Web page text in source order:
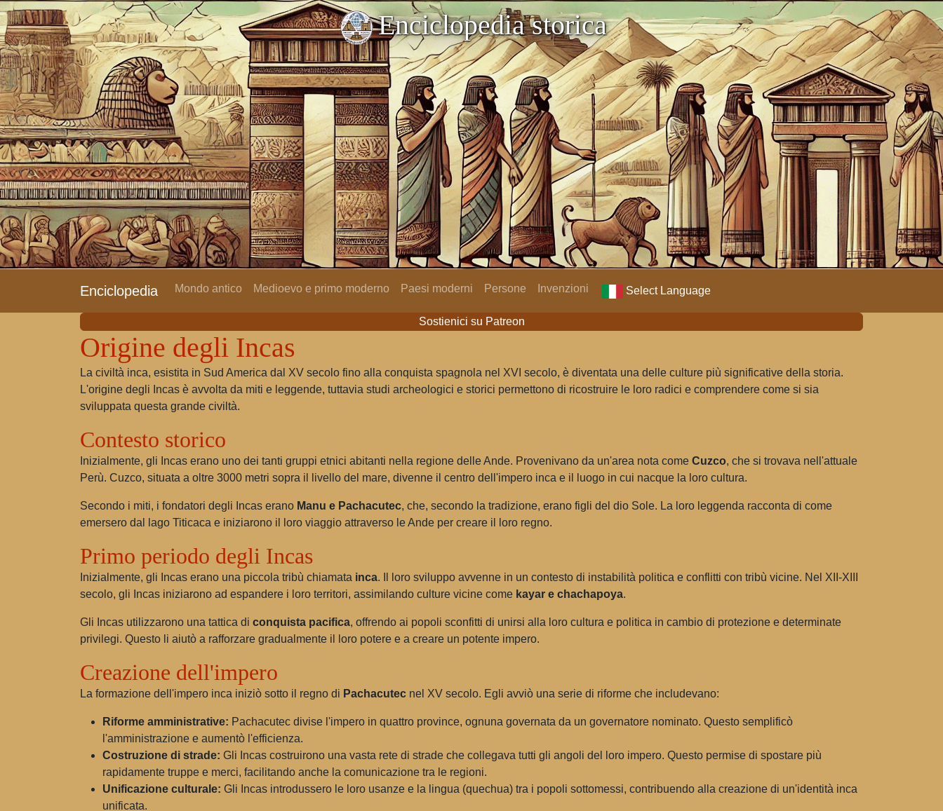
Enciclopedia storica
Enciclopedia Mondo antico Medioevo e primo moderno Paesi moderni Persone Invenzioni Select Language
Sostienici su Patreon
Origine degli Incas
La civiltà inca, esistita in Sud America dal XV secolo fino alla conquista spagnola nel XVI secolo, è diventata una delle culture più significative della storia.
L'origine degli Incas è avvolta da miti e leggende, tuttavia studi archeologici e storici permettono di ricostruire le loro radici e comprendere come si sia
sviluppata questa grande civiltà.
Contesto storico
Inizialmente, gli Incas erano uno dei tanti gruppi etnici abitanti nella regione delle Ande. Provenivano da un'area nota come Cuzco, che si trovava nell'attuale
Perù. Cuzco, situata a oltre 3000 metri sopra il livello del mare, divenne il centro dell'impero inca e il luogo in cui nacque la loro cultura.
Secondo i miti, i fondatori degli Incas erano Manu e Pachacutec, che, secondo la tradizione, erano figli del dio Sole. La loro leggenda racconta di come
emersero dal lago Titicaca e iniziarono il loro viaggio attraverso le Ande per creare il loro regno.
Primo periodo degli Incas
Inizialmente, gli Incas erano una piccola tribù chiamata inca. Il loro sviluppo avvenne in un contesto di instabilità politica e conflitti con tribù vicine. Nel XII-XIII
secolo, gli Incas iniziarono ad espandere i loro territori, assimilando culture vicine come kayar e chachapoya.
Gli Incas utilizzarono una tattica di conquista pacifica, offrendo ai popoli sconfitti di unirsi alla loro cultura e politica in cambio di protezione e determinate
privilegi. Questo li aiutò a rafforzare gradualmente il loro potere e a creare un potente impero.
Creazione dell'impero
La formazione dell'impero inca iniziò sotto il regno di Pachacutec nel XV secolo. Egli avviò una serie di riforme che includevano:
Riforme amministrative: Pachacutec divise l'impero in quattro province, ognuna governata da un governatore nominato. Questo semplificò
l'amministrazione e aumentò l'efficienza.
Costruzione di strade: Gli Incas costruirono una vasta rete di strade che collegava tutti gli angoli del loro impero. Questo permise di spostare più
rapidamente truppe e merci, facilitando anche la comunicazione tra le regioni.
Unificazione culturale: Gli Incas introdussero le loro usanze e la lingua (quechua) tra i popoli sottomessi, contribuendo alla creazione di un'identità inca
unificata.